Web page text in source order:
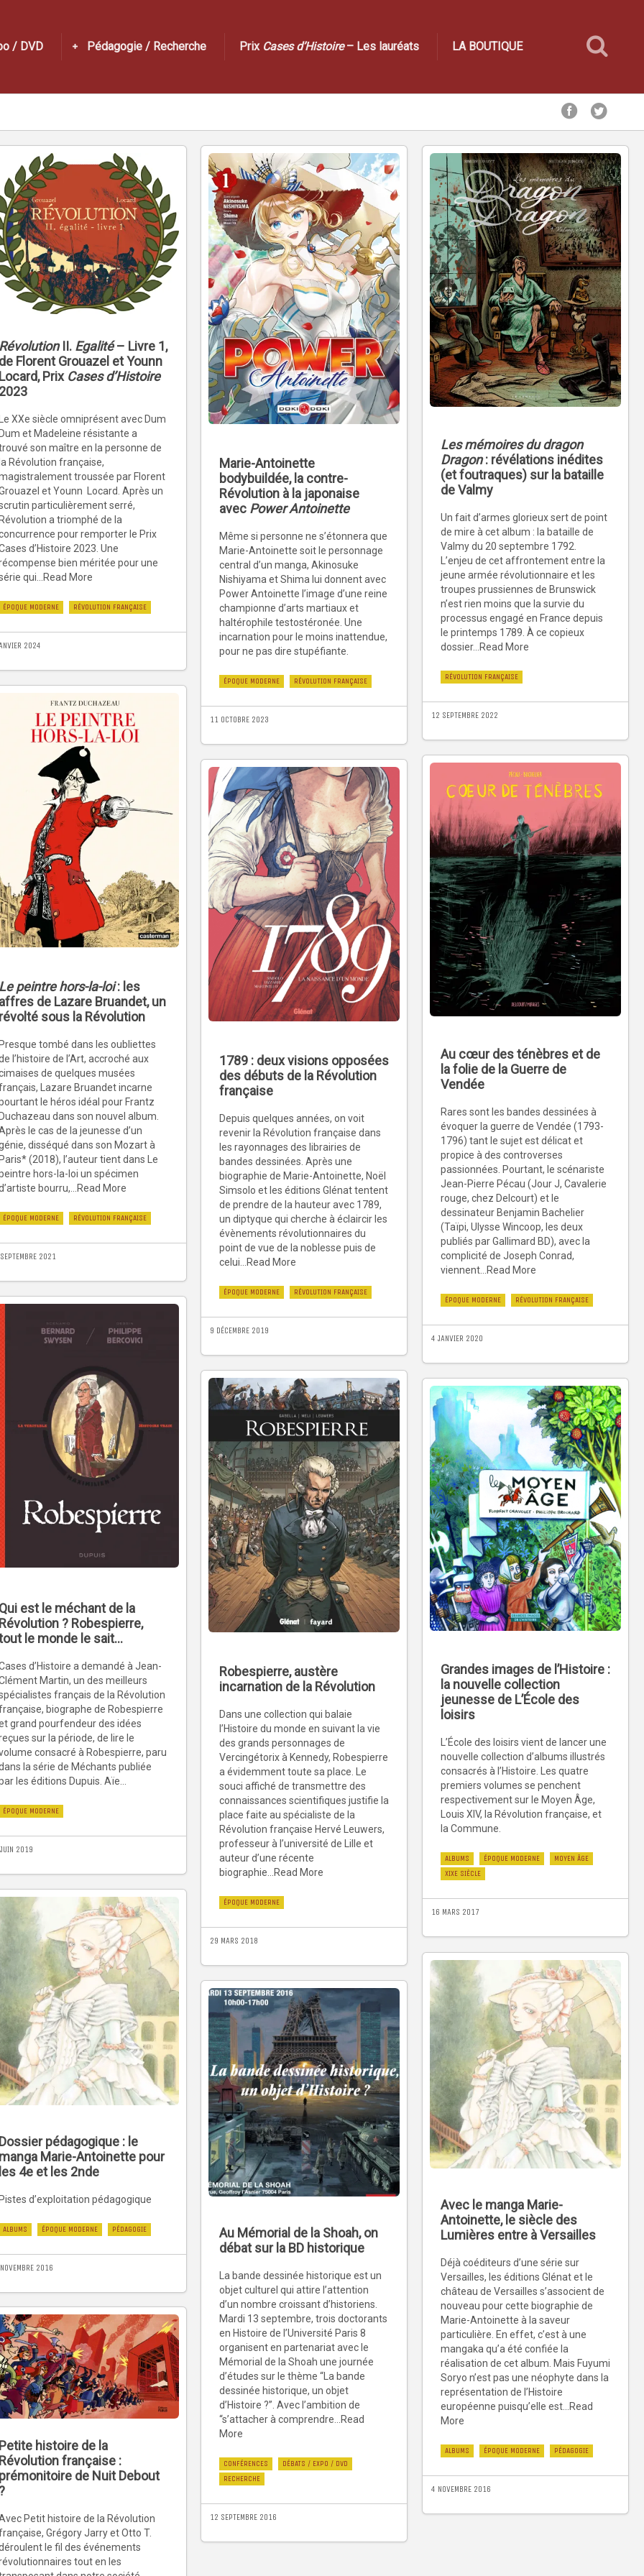
/ DVD Pédagogie / Recherche Prix Cases d’Histoire– Les lauréats LA BOUTIQUE
II. Egalité– Livre 1,
Florent Grouazel et Younn
Prix Cases d’Histoire
XXe siècle omniprésent avec Dum
et Madeleine résistante a
son maître en la personne de
Révolution française,
troussée par Florent
et Younn Locard. Après un
particulièrement serré,
a triomphé de la
pour remporter le Prix
d’Histoire 2023. Une
bien méritée pour une
qui...Read More
ÉPOQUE MODERNE RÉVOLUTION FRANÇAISE
2024
Marie-Antoinette
bodybuildée, la contre-
Révolution à la japonaise
avec Power Antoinette
Même si personne ne s’étonnera que
Marie-Antoinette soit le personnage
central d’un manga, Akinosuke
Nishiyama et Shima lui donnent avec
Power Antoinette l’image d’une reine
championne d’arts martiaux et
haltérophile testostéronée. Une
incarnation pour le moins inattendue,
pour ne pas dire stupéfiante.
ÉPOQUE MODERNE RÉVOLUTION FRANÇAISE
11 OCTOBRE 2023
Les mémoires du dragon
Dragon: révélations inédites
(et foutraques) sur la bataille
de Valmy
Un fait d’armes glorieux sert de point
de mire à cet album : la bataille de
Valmy du 20 septembre 1792.
L’enjeu de cet affrontement entre la
jeune armée révolutionnaire et les
troupes prussiennes de Brunswick
n’est rien moins que la survie du
processus engagé en France depuis
le printemps 1789. À ce copieux
dossier...Read More
RÉVOLUTION FRANÇAISE
12 SEPTEMBRE 2022
peintre hors-la-loi: les
de Lazare Bruandet, un
sous la Révolution
tombé dans les oubliettes
l’histoire de l’Art, accroché aux
de quelques musées
Lazare Bruandet incarne
le héros idéal pour Frantz
dans son nouvel album.
le cas de la jeunesse d’un
disséqué dans son Mozart à
(2018), l’auteur tient dans Le
hors-la-loi un spécimen
bourru,...Read More
ÉPOQUE MODERNE RÉVOLUTION FRANÇAISE
2021
Au cœur des ténèbres et de
la folie de la Guerre de
Vendée
Rares sont les bandes dessinées à
évoquer la guerre de Vendée (1793-
1796) tant le sujet est délicat et
propice à des controverses
passionnées. Pourtant, le scénariste
Jean-Pierre Pécau (Jour J, Cavalerie
rouge, chez Delcourt) et le
dessinateur Benjamin Bachelier
(Taïpi, Ulysse Wincoop, les deux
publiés par Gallimard BD), avec la
complicité de Joseph Conrad,
viennent...Read More
ÉPOQUE MODERNE RÉVOLUTION FRANÇAISE
4 JANVIER 2020
1789 : deux visions opposées
des débuts de la Révolution
française
Depuis quelques années, on voit
revenir la Révolution française dans
les rayonnages des librairies de
bandes dessinées. Après une
biographie de Marie-Antoinette, Noël
Simsolo et les éditions Glénat tentent
de prendre de la hauteur avec 1789,
un diptyque qui cherche à éclaircir les
évènements révolutionnaires du
point de vue de la noblesse puis de
celui...Read More
ÉPOQUE MODERNE RÉVOLUTION FRANÇAISE
9 DÉCEMBRE 2019
est le méchant de la
? Robespierre,
le monde le sait…
d’Histoire a demandé à Jean-
Martin, un des meilleurs
français de la Révolution
biographe de Robespierre
grand pourfendeur des idées
sur la période, de lire le
consacré à Robespierre, paru
la série de Méchants publiée
les éditions Dupuis. Aïe…
ÉPOQUE MODERNE
2019
Robespierre, austère
incarnation de la Révolution
Dans une collection qui balaie
l’Histoire du monde en suivant la vie
des grands personnages de
Vercingétorix à Kennedy, Robespierre
a évidemment toute sa place. Le
souci affiché de transmettre des
connaissances scientifiques justifie la
place faite au spécialiste de la
Révolution française Hervé Leuwers,
professeur à l’université de Lille et
auteur d’une récente
biographie...Read More
ÉPOQUE MODERNE
29 MARS 2018
Grandes images de l’Histoire :
la nouvelle collection
jeunesse de L’École des
loisirs
L’École des loisirs vient de lancer une
nouvelle collection d’albums illustrés
consacrés à l’Histoire. Les quatre
premiers volumes se penchent
respectivement sur le Moyen Âge,
Louis XIV, la Révolution française, et
la Commune.
ALBUMS ÉPOQUE MODERNE
MOYEN ÂGE
XIXE SIÈCLE
16 MARS 2017
pédagogique : le
Marie-Antoinette pour
4e et les 2nde
d’exploitation pédagogique
ALBUMS ÉPOQUE MODERNE PÉDAGOGIE
2016
Avec le manga Marie-
Antoinette, le siècle des
Lumières entre à Versailles
Déjà coéditeurs d’une série sur
Versailles, les éditions Glénat et le
château de Versailles s’associent de
nouveau pour cette biographie de
Marie-Antoinette à la saveur
particulière. En effet, c’est à une
mangaka qu’a été confiée la
réalisation de cet album. Mais Fuyumi
Soryo n’est pas une néophyte dans la
représentation de l’Histoire
européenne puisqu’elle est...Read
More
ALBUMS ÉPOQUE MODERNE PÉDAGOGIE
4 NOVEMBRE 2016
Au Mémorial de la Shoah, on
débat sur la BD historique
La bande dessinée historique est un
objet culturel qui attire l’attention
d’un nombre croissant d’historiens.
Mardi 13 septembre, trois doctorants
en Histoire de l’Université Paris 8
organisent en partenariat avec le
Mémorial de la Shoah une journée
d’études sur le thème “La bande
dessinée historique, un objet
d’Histoire ?”. Avec l’ambition de
“s’attacher à comprendre...Read
More
CONFÉRENCES
DÉBATS / EXPO / DVD
RECHERCHE
12 SEPTEMBRE 2016
histoire de la
française :
de Nuit Debout
Petit histoire de la Révolution
Grégory Jarry et Otto T.
le fil des événements
tout en les